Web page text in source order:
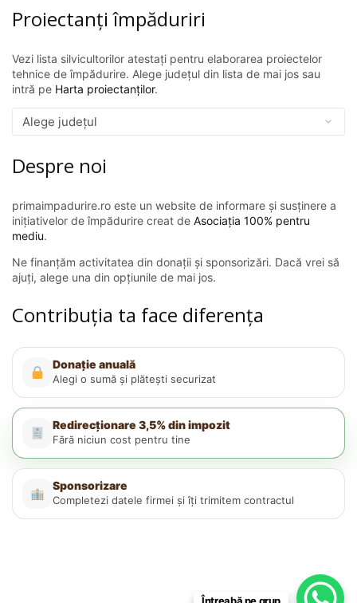
Proiectanți împăduriri
Vezi lista silvicultorilor atestați pentru elaborarea proiectelor
tehnice de împădurire. Alege județul din lista de mai jos sau
intră pe Harta proiectanților.
Despre noi
primaimpadurire.ro este un website de informare și susținere a
inițiativelor de împădurire creat de Asociația 100% pentru
mediu.
Ne finanțăm activitatea din donații și sponsorizări. Dacă vrei să
ajuți, alege una din opțiunile de mai jos.
Contribuția ta face diferența
Donație anuală
Alegi o sumă și plătești securizat
Redirecționare 3,5% din impozit
Fără niciun cost pentru tine
Sponsorizare
Completezi datele firmei și îți trimitem contractul